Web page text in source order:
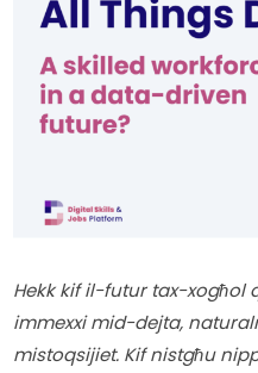
Hekk kif il-futur tax-xogħol
immexxi mid-dejta,
mistoqsijiet. Kif nistgħu